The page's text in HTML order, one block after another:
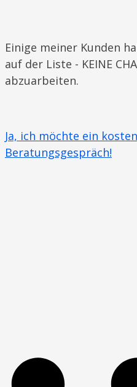
Einige meiner Kunden
auf der Liste - KEINE
abzuarbeiten.
Ja, ich möchte ein
Beratungsgespräch!